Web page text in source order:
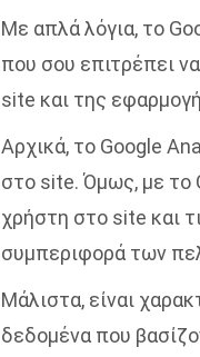
Με απλά λόγια, το
που σου επιτρέπει
site και της
Αρχικά, το Google
στο site. Όμως, με το
χρήστη στο site και
συμπεριφορά των
Μάλιστα, είναι
δεδομένα που